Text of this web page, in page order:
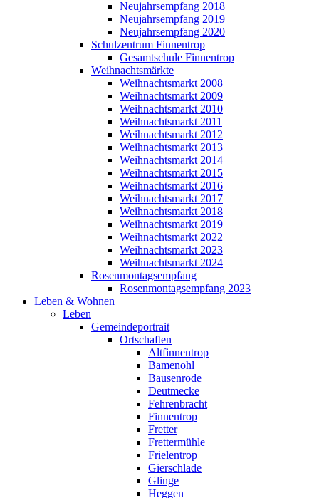
Neujahrsempfang 2018
Neujahrsempfang 2019
Neujahrsempfang 2020
Schulzentrum Finnentrop
Gesamtschule Finnentrop
Weihnachtsmärkte
Weihnachtsmarkt 2008
Weihnachtsmarkt 2009
Weihnachtsmarkt 2010
Weihnachtsmarkt 2011
Weihnachtsmarkt 2012
Weihnachtsmarkt 2013
Weihnachtsmarkt 2014
Weihnachtsmarkt 2015
Weihnachtsmarkt 2016
Weihnachtsmarkt 2017
Weihnachtsmarkt 2018
Weihnachtsmarkt 2019
Weihnachtsmarkt 2022
Weihnachtsmarkt 2023
Weihnachtsmarkt 2024
Rosenmontagsempfang
Rosenmontagsempfang 2023
Leben & Wohnen
Leben
Gemeindeportrait
Ortschaften
Altfinnentrop
Bamenohl
Bausenrode
Deutmecke
Fehrenbracht
Finnentrop
Fretter
Frettermühle
Frielentrop
Gierschlade
Glinge
Heggen